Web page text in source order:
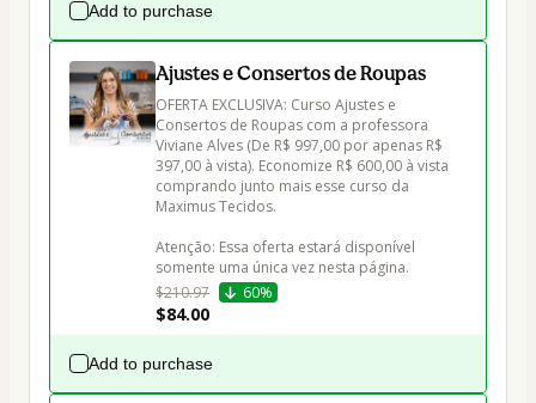
Add to purchase
Ajustes e Consertos de Roupas
OFERTA EXCLUSIVA: Curso Ajustes e
Consertos de Roupas com a professora
Viviane Alves (De R$ 997,00 por apenas R$
397,00 à vista). Economize R$ 600,00 à vista
comprando junto mais esse curso da
Maximus Tecidos.
Atenção: Essa oferta estará disponível
$210.97
60%
$84.00
Add to purchase